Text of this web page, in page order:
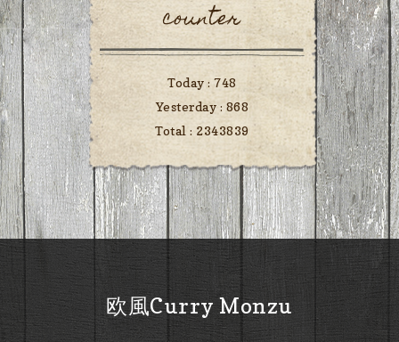
counter
Today :748
Yesterday : 868
Total : 2343839
欧風Curry Monzu